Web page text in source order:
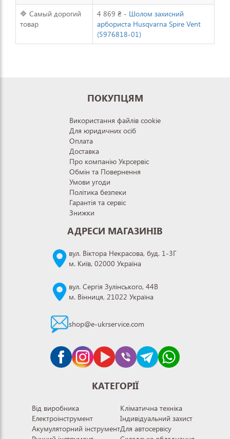
🔷 Самый дорогий
товар
4 869 ₴ - Шолом захисний
арбориста Husqvarna Spire Vent
(5976818-01)
ПОКУПЦЯМ
Використання файлів cookie
Для юридичних осіб
Оплата
Доставка
Про компанію Укрсервіс
Обмін та Повернення
Умови угоди
Політика безпеки
Гарантія та сервіс
Знижки
АДРЕСИ МАГАЗИНІВ
вул. Віктора Некрасова, буд. 1-3Г
м. Київ, 02000 Україна
вул. Сергія Зулінського, 44В
м. Вінниця, 21022 Україна
shop@e-ukrservice.com
КАТЕГОРІЇ
Від виробника
Електроінструмент
Акумуляторний інструмент
Кліматична техніка
Індивідуальний захист
Для автосервісу